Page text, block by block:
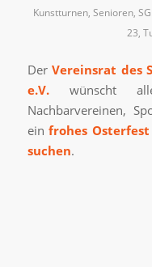
Kunstturnen, Senioren,
23,
DerVereinsrat des
e.V.wünscht
Nachbarvereinen,
einfrohes Osterfest
suchen.